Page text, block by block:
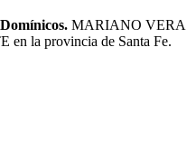
MARIANO VERA
la provincia de Santa Fe.